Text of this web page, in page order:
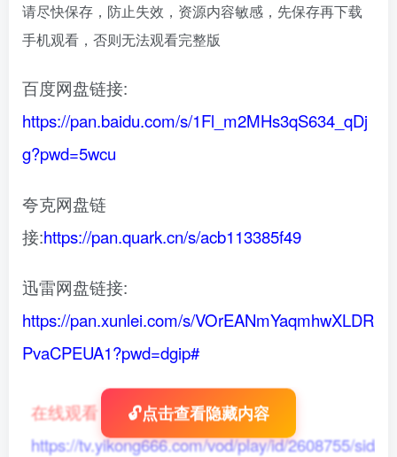
请尽快保存，防止失效，资源内容敏感，先保存再下载
手机观看，否则无法观看完整版
百度网盘链接:
https://pan.baidu.com/s/1Fl_m2MHs3qS634_qDj
g?pwd=5wcu
夸克网盘链
接:https://pan.quark.cn/s/acb113385f49
迅雷网盘链接:
https://pan.xunlei.com/s/VOrEANmYaqmhwXLDR
PvaCPEUA1?pwd=dgip#
在线观看
https://tv.yikong666.com/vod/play/id/2608755/sid/
🔓点击查看隐藏内容